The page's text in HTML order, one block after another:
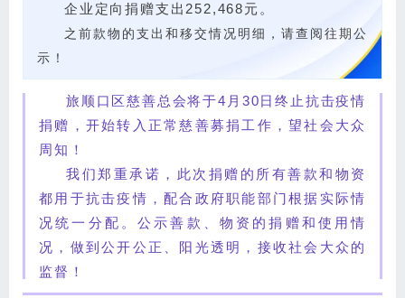
企业定向捐赠支出252,468元。
之前款物的支出和移交情况明细，请查阅往期公
示！
旅顺口区慈善总会将于4月30日终止抗击疫情
捐赠，开始转入正常慈善募捐工作，望社会大众
周知！
我们郑重承诺，此次捐赠的所有善款和物资
都用于抗击疫情，配合政府职能部门根据实际情
况统一分配。公示善款、物资的捐赠和使用情
况，做到公开公正、阳光透明，接收社会大众的
监督！